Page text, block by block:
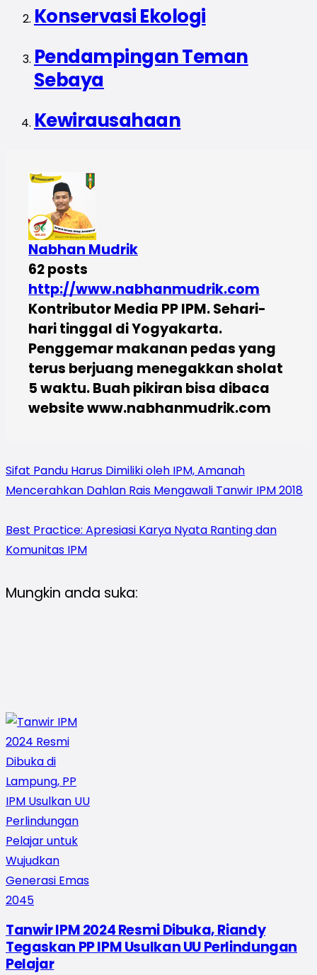
Konservasi Ekologi
Pendampingan Teman
Sebaya
Kewirausahaan
Nabhan Mudrik
62 posts
http://www.nabhanmudrik.com
Kontributor Media PP IPM. Sehari-
hari tinggal di Yogyakarta.
Penggemar makanan pedas yang
terus berjuang menegakkan sholat
5 waktu. Buah pikiran bisa dibaca
website www.nabhanmudrik.com
Sifat Pandu Harus Dimiliki oleh IPM, Amanah
Mencerahkan Dahlan Rais Mengawali Tanwir IPM 2018
Best Practice: Apresiasi Karya Nyata Ranting dan
Komunitas IPM
Mungkin anda suka:
Tanwir IPM 2024 Resmi Dibuka, Riandy
Tegaskan PP IPM Usulkan UU Perlindungan
Pelajar